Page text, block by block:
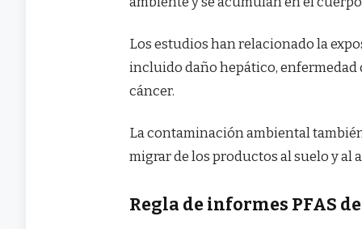
Los estudios han relacionado la
incluido daño hepático, enfermedad
cáncer.
La contaminación ambiental
migrar de los productos al suelo y al
Regla de informes PFAS